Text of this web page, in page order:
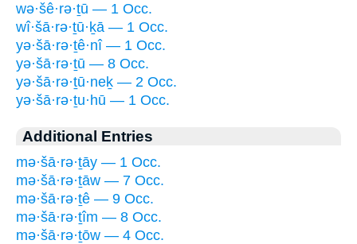
wə·šê·rə·ṯū — 1 Occ.
wî·šā·rə·ṯū·ḵā — 1 Occ.
yə·šā·rə·ṯê·nî — 1 Occ.
yə·šā·rə·ṯū — 8 Occ.
yə·šā·rə·ṯū·neḵ — 2 Occ.
yə·šā·rə·ṯu·hū — 1 Occ.
Additional Entries
mə·šā·rə·ṯāy — 1 Occ.
mə·šā·rə·ṯāw — 7 Occ.
mə·šā·rə·ṯê — 9 Occ.
mə·šā·rə·ṯîm — 8 Occ.
mə·šā·rə·ṯōw — 4 Occ.